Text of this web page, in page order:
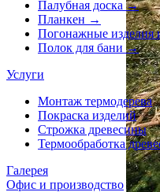
Палубная доска →
Планкен →
Погонажные
Полок для бани →
Услуги
Монтаж термодерева
Покраска изделий
Строжка древесины
Термообработка
Галерея
Офис и производство